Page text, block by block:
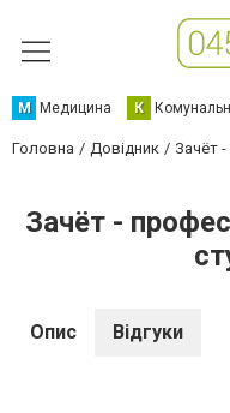
М Медицина К
Головна Довідник Зачёт
Зачёт -
Опис Відгуки